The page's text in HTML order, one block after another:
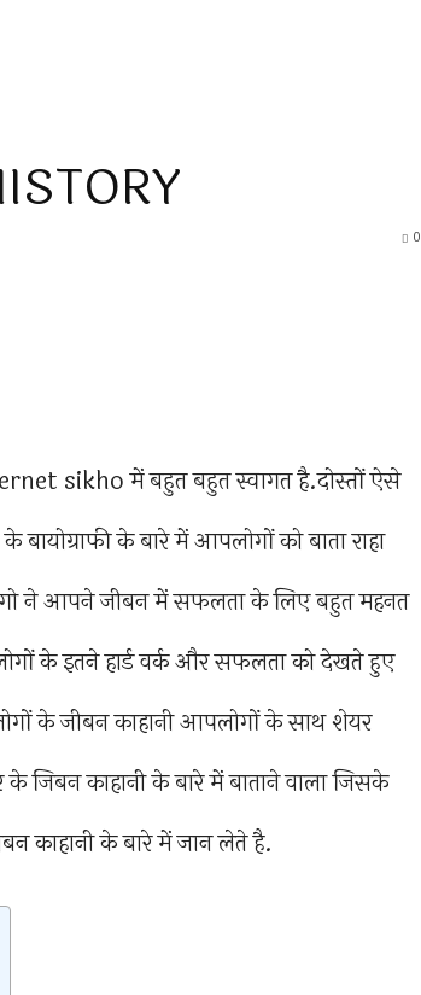
0
sikho में बहुत बहुत स्वागत है.दोस्तों ऐसे
के बारे में आपलोगों को बाता राहा
ने आपने जीबन में सफलता के लिए बहुत महनत
के इतने हार्ड वर्क और सफलता को देखते हुए
के जीबन काहानी आपलोगों के साथ शेयर
काहानी के बारे में बाताने वाला जिसके
काहानी के बारे में जान लेते है.